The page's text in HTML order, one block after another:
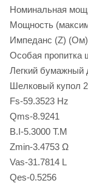
Номинальная
Мощность
Импеданс (Z)
Особая пропитка
Легкий бумажный
Шелковый купол
Fs-59.3523 Hz
Qms-8.9241
B.I-5.3000 T.M
Zmin-3.4753 Ω
Vas-31.7814 L
Qes-0.5256